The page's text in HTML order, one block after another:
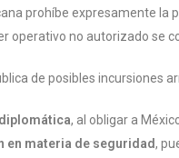
prohíbe expresamente la
operativo no autorizado se
de posibles incursiones
, al obligar a
en materia de seguridad,